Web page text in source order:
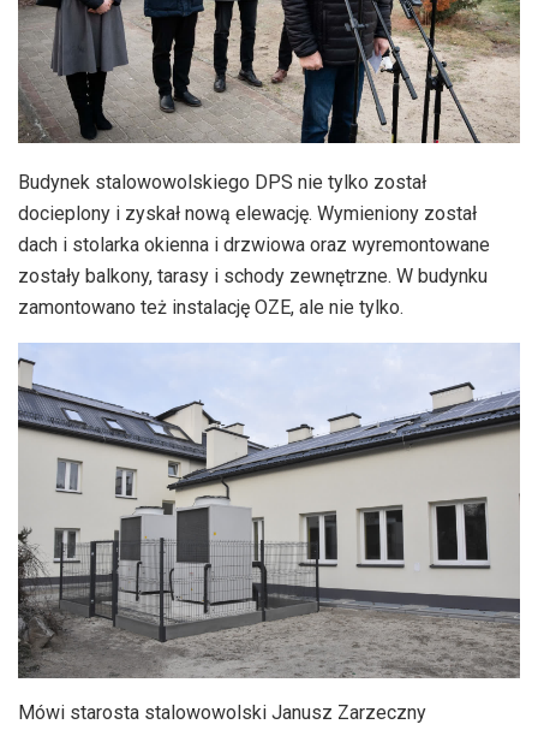
Budynek stalowowolskiego DPS nie tylko został
docieplony i zyskał nową elewację. Wymieniony został
dach i stolarka okienna i drzwiowa oraz wyremontowane
zostały balkony, tarasy i schody zewnętrzne. W budynku
zamontowano też instalację OZE, ale nie tylko.
Mówi starosta stalowowolski Janusz Zarzeczny